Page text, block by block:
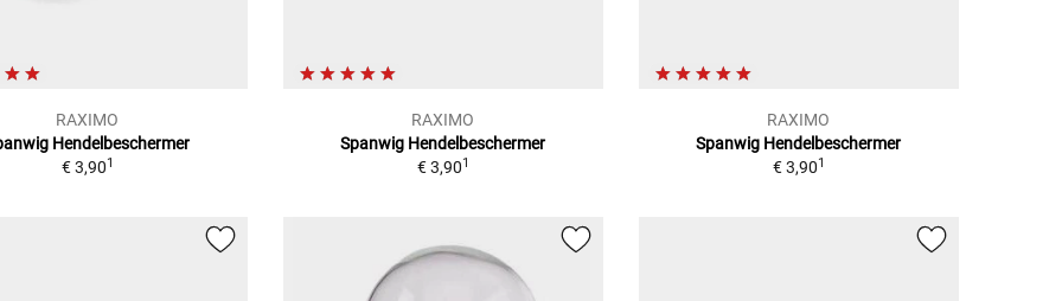
RAXIMO
Hendelbeschermer
€ 3,901
RAXIMO
Spanwig Hendelbeschermer
€ 3,901
RAXIMO
Spanwig Hendelbeschermer
€ 3,901